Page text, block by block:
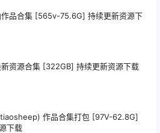
作品合集 [565v-75.6G] 持续更新资源下
资源合集 [322GB] 持续更新资源下载
作品合集打包 [97V-62.8G]
下载